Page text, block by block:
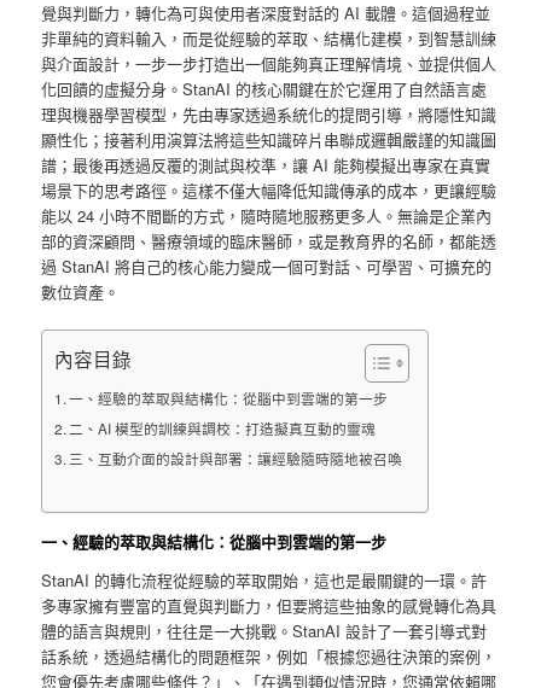
覺與判斷力，轉化為可與使用者深度對話的 AI 載體。這個過程並
非單純的資料輸入，而是從經驗的萃取、結構化建模，到智慧訓練
與介面設計，一步一步打造出一個能夠真正理解情境、並提供個人
化回饋的虛擬分身。StanAI 的核心關鍵在於它運用了自然語言處
理與機器學習模型，先由專家透過系統化的提問引導，將隱性知識
顯性化；接著利用演算法將這些知識碎片串聯成邏輯嚴謹的知識圖
譜；最後再透過反覆的測試與校準，讓 AI 能夠模擬出專家在真實
場景下的思考路徑。這樣不僅大幅降低知識傳承的成本，更讓經驗
能以 24 小時不間斷的方式，隨時隨地服務更多人。無論是企業內
部的資深顧問、醫療領域的臨床醫師，或是教育界的名師，都能透
過 StanAI 將自己的核心能力變成一個可對話、可學習、可擴充的
數位資產。
內容目錄
一、經驗的萃取與結構化：從腦中到雲端的第一步
二、AI 模型的訓練與調校：打造擬真互動的靈魂
三、互動介面的設計與部署：讓經驗隨時隨地被召喚
一、經驗的萃取與結構化：從腦中到雲端的第一步
StanAI 的轉化流程從經驗的萃取開始，這也是最關鍵的一環。許
多專家擁有豐富的直覺與判斷力，但要將這些抽象的感覺轉化為具
體的語言與規則，往往是一大挑戰。StanAI 設計了一套引導式對
話系統，透過結構化的問題框架，例如「根據您過往決策的案例，
您會優先考慮哪些條件？」、「在遇到類似情況時，您通常依賴哪